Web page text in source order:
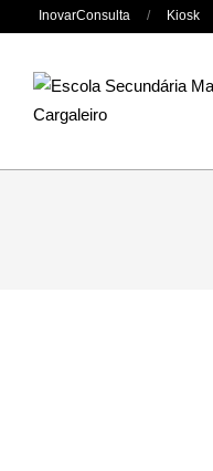
content
InovarConsulta Kiosk